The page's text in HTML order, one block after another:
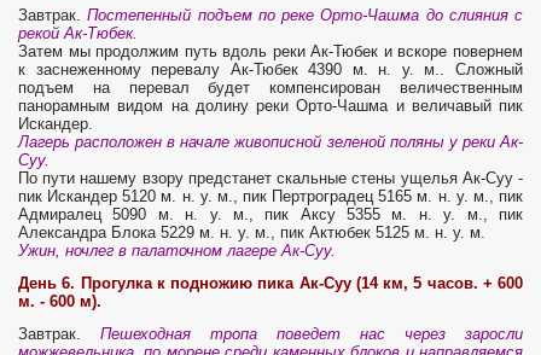
Завтрак.Постепенный подъем по реке Орто-Чашма до слияния с
рекой Ак-Тюбек.
Затем мы продолжим путь вдоль реки Ак-Тюбек и вскоре повернем
к заснеженному перевалу Ак-Тюбек 4390 м. н. у. м.. Сложный
подъем на перевал будет компенсирован величественным
панорамным видом на долину реки Орто-Чашма и величавый пик
Искандер.
Лагерь расположен в начале живописной зеленой поляны у реки Ак-
Суу.
По пути нашему взору предстанет скальные стены ущелья Ак-Суу -
пик Искандер 5120 м. н. у. м., пик Пертроградец 5165 м. н. у. м., пик
Адмиралец 5090 м. н. у. м., пик Аксу 5355 м. н. у. м., пик
Александра Блока 5229 м. н. у. м., пик Актюбек 5125 м. н. у. м.
Ужин, ночлег в палаточном лагере Ак-Суу.
День 6. Прогулка к подножию пика Ак-Суу (14 км, 5 часов. + 600
м. - 600 м).
Завтрак. Пешеходная тропа поведет нас через заросли